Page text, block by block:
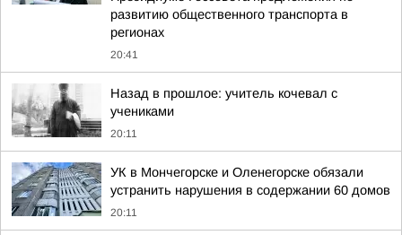
развитию общественного транспорта в
регионах
20:41
Назад в прошлое: учитель кочевал с
учениками
20:11
УК в Мончегорске и Оленегорске обязали
устранить нарушения в содержании 60 домов
20:11